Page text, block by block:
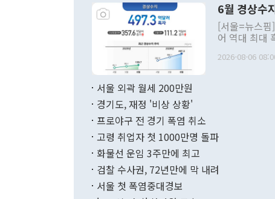
주의적 희망
관의 대북 정
관 부처 장관
관의 무리한
다. [정동영 통일부 장관이 지난달 23일 오후 서울 종로구 정부서울청사에
무너졌다고도
함께 4자 대
6월 경상수
[서울=뉴스핌
어 역대 최대
료=한국은행] 한국은행이 6일 발표한 '2026년 6월 국제수지(잠정)'에 따르
며 월간 기준
196.9% 급증
수출은
2026-08-06
서울 외곽 월세 200만원
경기도, 재정 '비상 상황'
프로야구 전 경기 폭염 취소
고령 취업자 첫 1000만명 돌파
화물선 운임 3주만에 최고
검찰 수사권, 72년만에 막 내려
서울 첫 폭염중대경보